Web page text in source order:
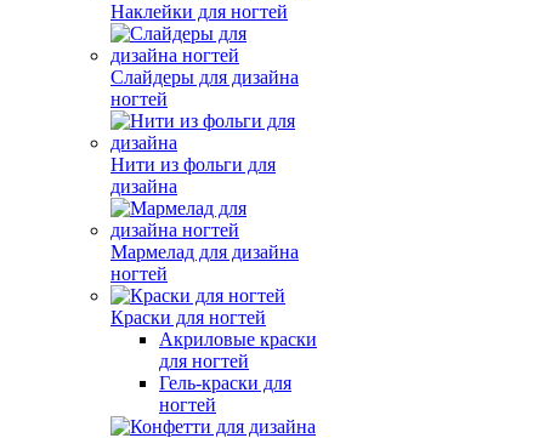
Наклейки для ногтей
Слайдеры для дизайна
ногтей
Нити из фольги для
дизайна
Мармелад для дизайна
ногтей
Краски для ногтей
Акриловые краски
для ногтей
Гель-краски для
ногтей